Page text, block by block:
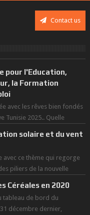
Contact us
pour l'Education,
la Formation
avec les rêves bien fondés
Tunisie 2025.. Quelle
solaire et du vent
avec ce thème qui regorge
piliers de la nouvelle
Céréales en 2020
tableau de bord du
décembre dernier,